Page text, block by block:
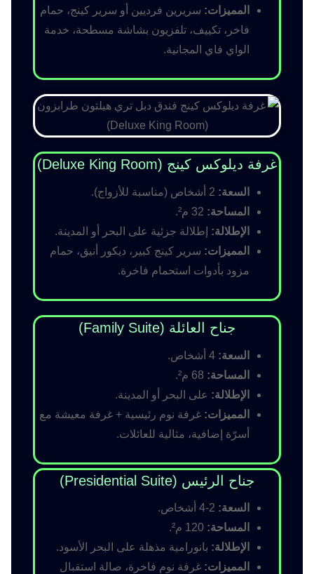
المميزات: سريرين فرديين أو سرير كينج، حمام
فاخر، تكييف، تلفزيون بشاشة مسطحة، خدمة
الواي فاي المجانية.
غرفة ديلوكس كينج (Deluxe King Room)
السعة:
المساحة:
الإطلالة: إطلالة جزئية على البحر أو المدينة.
المميزات: سرير كينج كبير، ديكور أنيق، حمام
مزود بأدوات استحمام فاخرة.
جناح العائلة (Family Suite)
السعة:
المساحة:
الإطلالة: على البحر أو المدينة.
المميزات: غرفة نوم رئيسية + غرفة معيشة مع
أسرّة إضافية، مثالية للعائلات.
جناح الرئيس (Presidential Suite)
السعة:
المساحة:
الإطلالة: بانورامية مذهلة على البحر الأسود.
المميزات: غرفة نوم فاخرة، صالة استقبال